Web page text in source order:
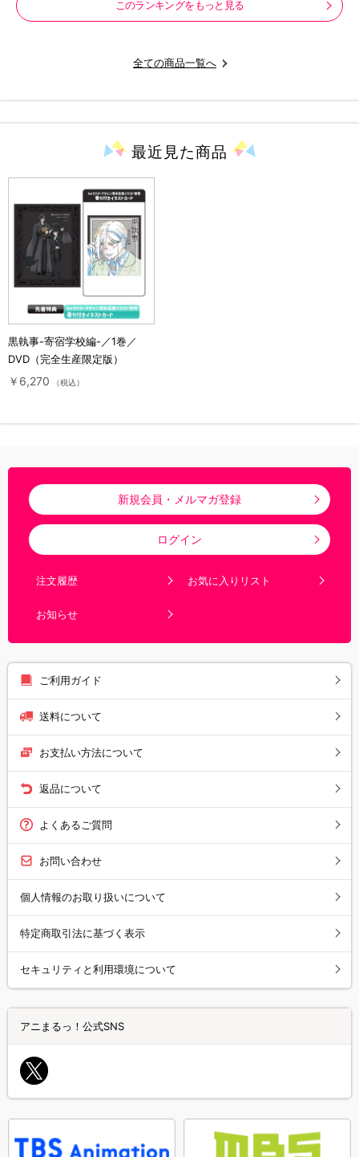
このランキングをもっと見る
全ての商品一覧へ
最近見た商品
黒執事-寄宿学校編-／1巻／
DVD（完全生産限定版）
￥6,270 （税込）
新規会員・メルマガ登録
ログイン
注文履歴 お気に入りリスト
お知らせ
ご利用ガイド
送料について
お支払い方法について
返品について
よくあるご質問
お問い合わせ
個人情報のお取り扱いについて
特定商取引法に基づく表示
セキュリティと利用環境について
アニまるっ！公式SNS